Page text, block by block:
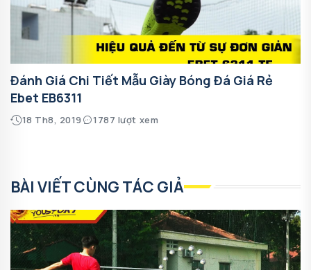
Đánh Giá Chi Tiết Mẫu Giày Bóng Đá Giá Rẻ
Ebet EB6311
18 Th8, 2019 1787 lượt xem
BÀI VIẾT CÙNG TÁC GIẢ